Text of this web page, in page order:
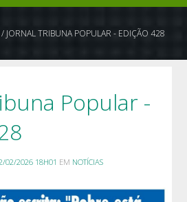
/ JORNAL TRIBUNA POPULAR - EDIÇÃO 428
Popular -
02/2026 18H01 EM NOTÍCIAS